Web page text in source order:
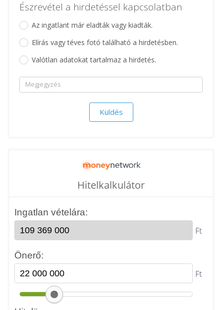
Észrevétel a hirdetéssel kapcsolatban
Az ingatlant már eladták vagy kiadták.
Elírás vagy téves fotó található a hirdetésben.
Valótlan adatokat tartalmaz a hirdetés.